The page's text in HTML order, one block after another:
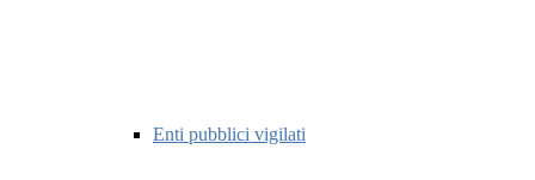
Enti pubblici vigilati